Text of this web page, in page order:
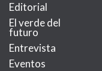
Editorial
El verde del
futuro
Entrevista
Eventos